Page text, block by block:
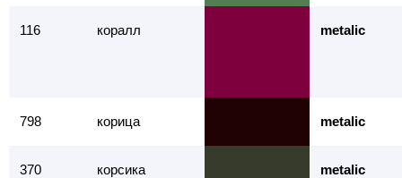
116 коралл metalic
798 корица metalic
370 корсика metalic